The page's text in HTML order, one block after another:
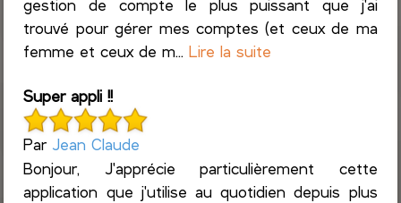
gestion de compte le plus puissant que j'ai
trouvé pour gérer mes comptes (et ceux de ma
femme et ceux de m...Lire la suite
Super appli !!
Par Jean Claude
Bonjour, J'apprécie particulièrement cette
application que j'utilise au quotidien depuis plus